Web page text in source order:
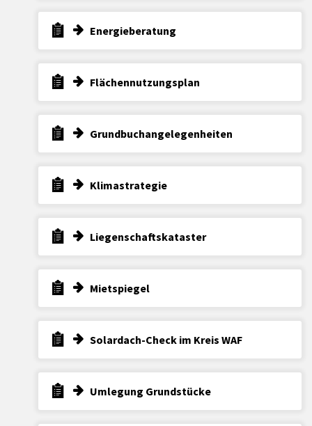
Energieberatung
Flächennutzungsplan
Grundbuchangelegenheiten
Klimastrategie
Liegenschaftskataster
Mietspiegel
Solardach-Check im Kreis WAF
Umlegung Grundstücke